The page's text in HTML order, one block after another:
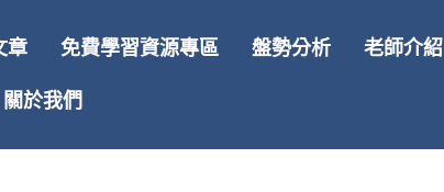
章 免費學習資源專區 盤勢分析 老師介紹
關於我們